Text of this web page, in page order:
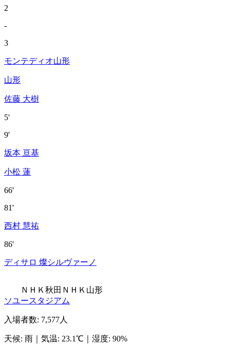
2
-
3
モンテディオ山形
山形
佐藤 大樹
5'
9'
坂本 亘基
小松 蓮
66'
81'
西村 慧祐
86'
ディサロ 燦シルヴァーノ
ＮＨＫ秋田 ＮＨＫ山形
ソユースタジアム
入場者数: 7,577人
天候: 雨 気温: 23.1℃ 湿度: 90%